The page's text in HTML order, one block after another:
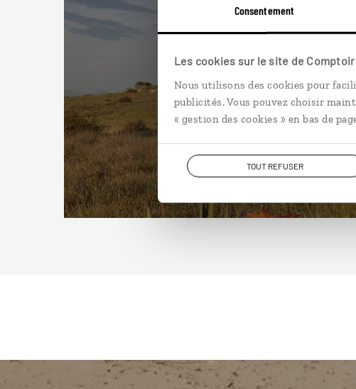
Consentement
Les cookies sur le site de Comptoir
Nous utilisons des cookies pour
publicités. Vous pouvez choisir
« gestion des cookies » en bas de
TOUT REFUSER